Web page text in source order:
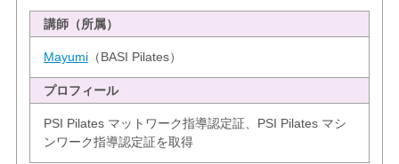
講師（所属）
Mayumi（BASI Pilates）
プロフィール
PSI Pilates マットワーク指導認定証、PSI Pilates マシ
ンワーク指導認定証を取得